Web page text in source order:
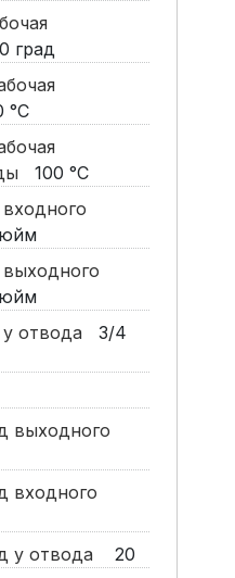
град
°C
100 °C
отвода
3/4
выходного
входного
у отвода
20